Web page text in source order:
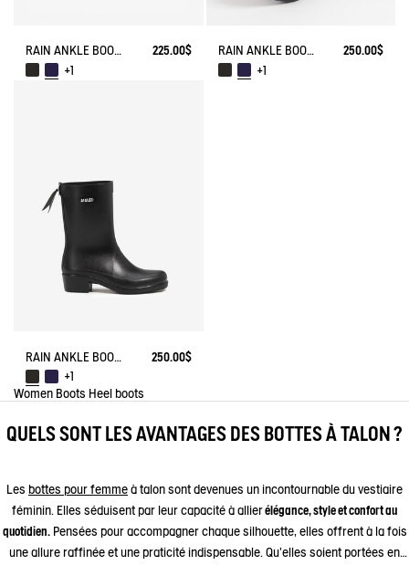
RAIN ANKLE BOOT MYRICA
225.00$
+1
RAIN ANKLE BOOT MYRICA
250.00$
+1
RAIN ANKLE BOOT MYRICA
250.00$
+1
Women Boots Heel boots
QUELS SONT LES AVANTAGES DES BOTTES À TALON ?
Les bottes pour femme à talon sont devenues un incontournable du vestiaire
féminin. Elles séduisent par leur capacité à allierélégance, style et confort au
quotidien.Pensées pour accompagner chaque silhouette, elles offrent à la fois
une allure raffinée et une praticité indispensable. Qu’elles soient portées en